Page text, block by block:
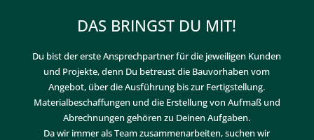
DAS BRINGST DU MIT!
Du bist der erste Ansprechpartner für die jeweiligen Kunden
und Projekte, denn Du betreust die Bauvorhaben vom
Angebot, über die Ausführung bis zur Fertigstellung.
Materialbeschaffungen und die Erstellung von Aufmaß und
Abrechnungen gehören zu Deinen Aufgaben.
Da wir immer als Team zusammenarbeiten, suchen wir